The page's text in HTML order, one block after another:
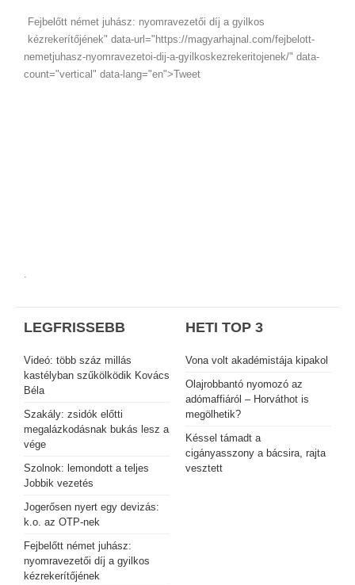
Fejbelőtt német juhász: nyomravezetői díj a gyilkos
kézrekerítőjének" data-url="https://magyarhajnal.com/fejbelott-
nemetjuhasz-nyomravezetoi-dij-a-gyilkoskezrekeritojenek/" data-
count="vertical" data-lang="en">Tweet
.
LEGFRISSEBB
Videó: több száz millás
kastélyban szűkölködik Kovács
Béla
Szakály: zsidók előtti
megalázkodásnak bukás lesz a
vége
Szolnok: lemondott a teljes
Jobbik vezetés
Jogerősen nyert egy devizás:
k.o. az OTP-nek
Fejbelőtt német juhász:
nyomravezetői díj a gyilkos
kézrekerítőjének
HETI TOP 3
Vona volt akadémistája kipakol
Olajrobbantó nyomozó az
adómaffiáról – Horváthot is
megölhetik?
Késsel támadt a
cigányasszony a bácsira, rajta
vesztett